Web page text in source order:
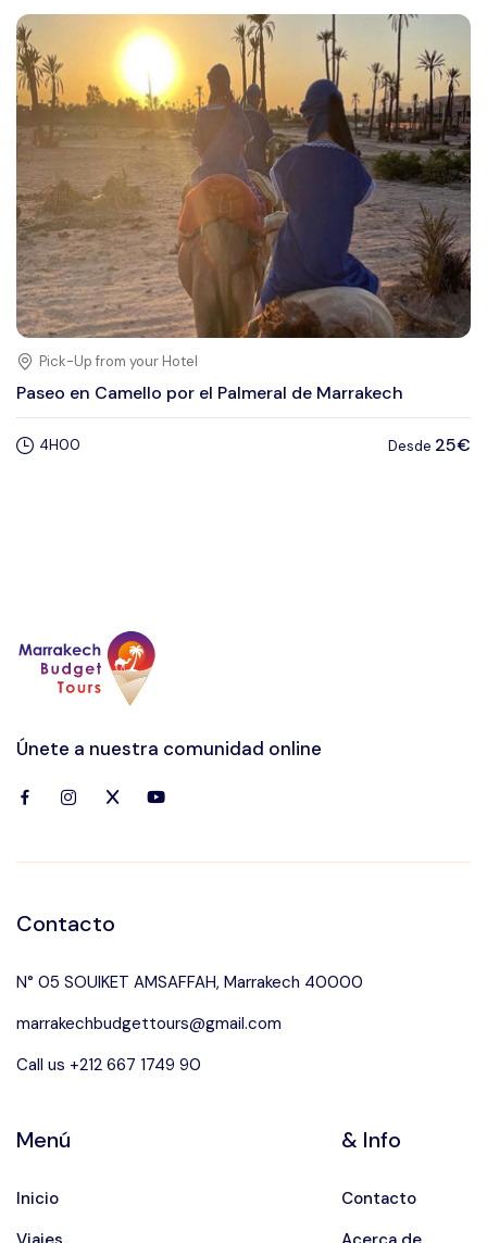
Pick-Up from your Hotel
Paseo en Camello por el Palmeral de Marrakech
4H00 Desde 25€
Únete a nuestra comunidad online
Contacto
N° 05 SOUIKET AMSAFFAH, Marrakech 40000
marrakechbudgettours@gmail.com
Call us +212 667 1749 90
Menú
Inicio
& Info
Contacto